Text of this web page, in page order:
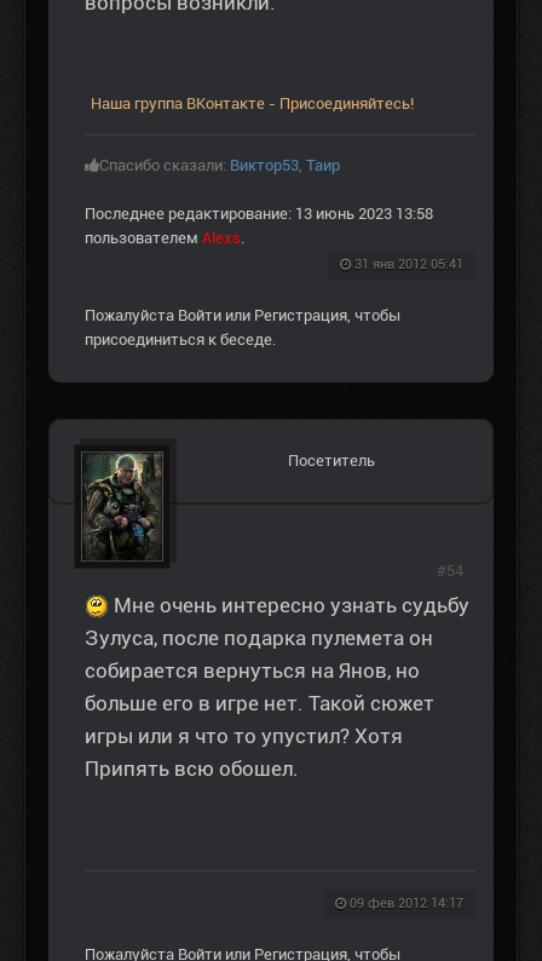
Наша группа ВКонтакте - Присоединяйтесь!
Спасибо сказали: Виктор53 Таир
Последнее редактирование: 13 июнь 2023 13:58
пользователем Alexs
31 янв 2012 05:41
Пожалуйста Войти или Регистрация , чтобы
присоединиться к беседе.
Посетитель
Мне очень интересно узнать судьбу
Зулуса, после подарка пулемета он
собирается вернуться на Янов, но
больше его в игре нет. Такой сюжет
игры или я что то упустил? Хотя
Припять всю обошел.
09 фев 2012 14:17
#54
Пожалуйста Войти или Регистрация , чтобы